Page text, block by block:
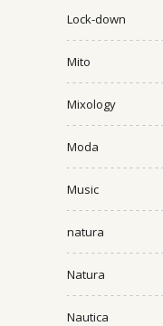
Lock-down
Mito
Mixology
Moda
Music
natura
Natura
Nautica